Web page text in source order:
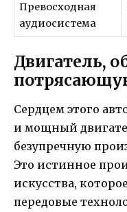
Превосходная
аудиосистема
Двигатель,
Сердцем этого
и мощный
безупречную
Это истинное
искусства,
передовые